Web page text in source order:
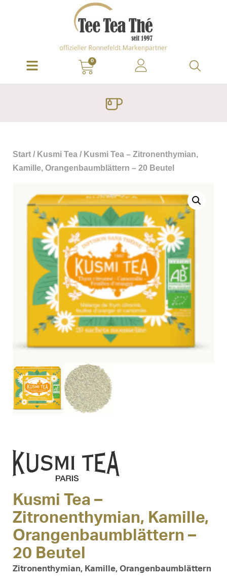
0
Start / Kusmi Tea / Kusmi Tea – Zitronenthymian,
Kamille, Orangenbaumblättern – 20 Beutel
Kusmi Tea –
Zitronenthymian, Kamille,
Orangenbaumblättern –
20 Beutel
Zitronenthymian, Kamille, Orangenbaumblättern